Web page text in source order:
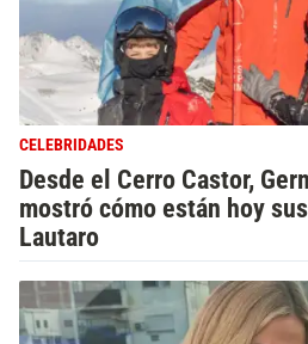
CELEBRIDADES
Desde el Cerro Castor,
mostró cómo están hoy
Lautaro